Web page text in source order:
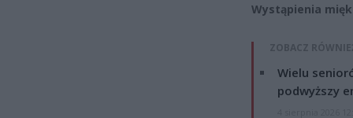
Wystąpienia
ZOBACZ
Wielu
podwyższy